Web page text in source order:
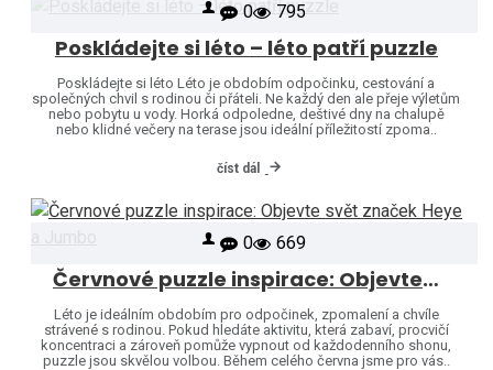
0 795
Poskládejte si léto – léto patří puzzle
Poskládejte si léto Léto je obdobím odpočinku, cestování a
společných chvil s rodinou či přáteli. Ne každý den ale přeje výletům
nebo pobytu u vody. Horká odpoledne, deštivé dny na chalupě
nebo klidné večery na terase jsou ideální příležitostí zpoma..
číst dál
0 669
Červnové puzzle inspirace: Objevte svět značek Heye a Jumbo
Léto je ideálním obdobím pro odpočinek, zpomalení a chvíle
strávené s rodinou. Pokud hledáte aktivitu, která zabaví, procvičí
koncentraci a zároveň pomůže vypnout od každodenního shonu,
puzzle jsou skvělou volbou. Během celého června jsme pro vás..